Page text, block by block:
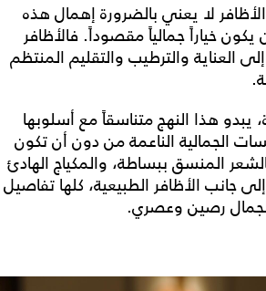
لا يعني بالضرورة إهمال هذه
خياراً جمالياً مقصوداً. فالأظافر
العناية والترطيب والتقليم المنتظم
يبدو هذا النهج متناسقاً مع أسلوبها
الجمالية الناعمة من دون أن تكون
المنسق ببساطة، والمكياج الهادئ
جانب الأظافر الطبيعية، كلها تفاصيل
رصين وعصري.